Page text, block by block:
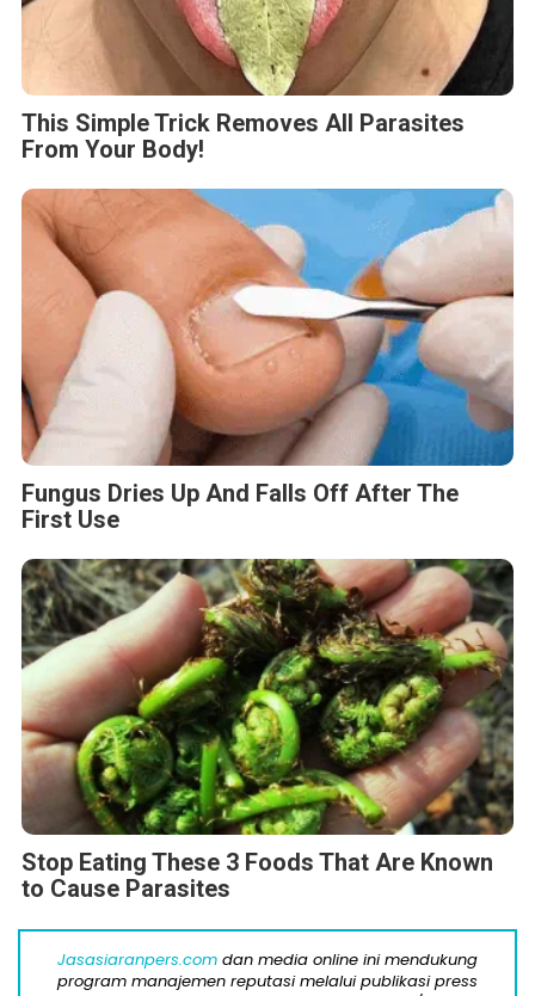
This Simple Trick Removes All Parasites
From Your Body!
Fungus Dries Up And Falls Off After The
First Use
Stop Eating These 3 Foods That Are Known
to Cause Parasites
Jasasiaranpers.com dan media online ini mendukung
program manajemen reputasi melalui publikasi press